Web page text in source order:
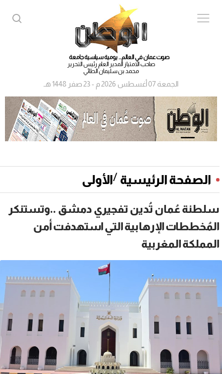
صوت عمان في العالم... يومية سياسية جامعة
صاحب الامتياز المدير العام رئيس التحرير
محمد بن سليمان الطائي
الجمعة 07 أغسطس 2026 م - 23 صفر 1448 هـ
الصفحة الرئيسية /الأولى
سلطنة عُمان تُدين تفجيري دمشق ..وتستنكر
المُخططات الإرهابية التي استهدفت أمن
المملكة المغربية